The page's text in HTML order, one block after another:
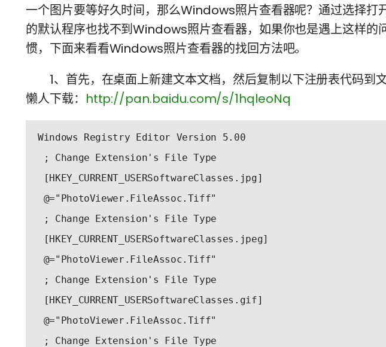
一个图片要等好久时间，那么Windows照片查看器呢？通过选择打
的默认程序也找不到Windows照片查看器，如果你也是遇上这样的
惯，下面来看看Windows照片查看器的找回方法吧。
1、首先，在桌面上新建文本文档，然后复制以下注册表代码到文
懒人下载： http://pan.baidu.com/s/1hqleoNq
Windows Registry Editor Version 5.00
; Change Extension's File Type
[HKEY_CURRENT_USERSoftwareClasses.jpg]
@="PhotoViewer.FileAssoc.Tiff"
; Change Extension's File Type
[HKEY_CURRENT_USERSoftwareClasses.jpeg]
@="PhotoViewer.FileAssoc.Tiff"
; Change Extension's File Type
[HKEY_CURRENT_USERSoftwareClasses.gif]
@="PhotoViewer.FileAssoc.Tiff"
; Change Extension's File Type